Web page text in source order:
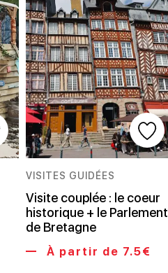
VISITES GUIDÉES
Visite couplée : le coeur
historique + le Parlement
de Bretagne
À partir de 7.5€